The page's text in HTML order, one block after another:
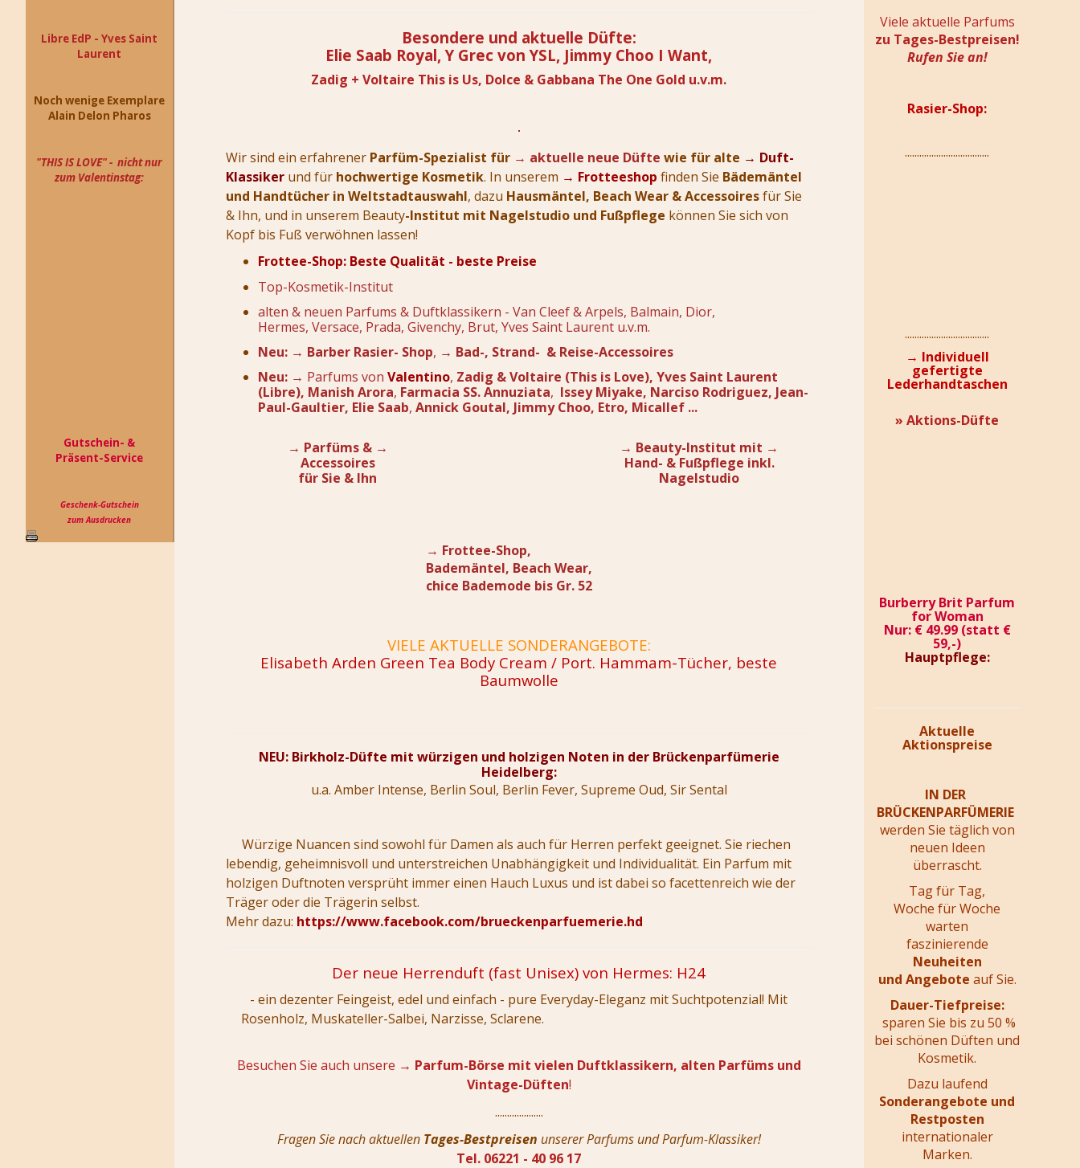
Libre EdP - Yves Saint
Laurent
Noch wenige Exemplare
Alain Delon Pharos
"THIS IS LOVE" - nicht nur
zum Valentinstag:
Gutschein- &
Präsent-Service
Geschenk-Gutschein
zum Ausdrucken
Besondere und aktuelle Düfte:
Elie Saab Royal,Y Grec von YSL, Jimmy Choo I Want,
Zadig + Voltaire This is Us, Dolce & Gabbana The One Gold u.v.m.
Wir sind ein erfahrener Parfüm-Spezialist für → aktuelle neue Düftewie für alte → Duft-
Klassiker und für hochwertige Kosmetik. In unserem → Frotteeshop finden Sie Bädemäntel
und Handtücher in Weltstadtauswahl, dazu Hausmäntel, Beach Wear &Accessoiresfür Sie
& Ihn, und in unserem Beauty-Institut mit Nagelstudio und Fußpflege können Sie sich von
Kopf bis Fuß verwöhnen lassen!
Frottee-Shop: Beste Qualität - beste Preise
Top-Kosmetik-Institut
alten & neuen Parfums & Duftklassikern - Van Cleef & Arpels, Balmain, Dior,
Hermes, Versace, Prada, Givenchy, Brut, Yves Saint Laurent u.v.m.
Neu: → Barber Rasier- Shop, → Bad-, Strand- & Reise-Accessoires
Neu: → Parfums vonValentino, Zadig & Voltaire (This is Love), Yves Saint Laurent
(Libre), Manish Arora, Farmacia SS. Annuziata, Issey Miyake, Narciso Rodriguez, Jean-
Paul-Gaultier, Elie Saab,Annick Goutal, Jimmy Choo, Etro, Micallef ...
→ Parfüms & →
Accessoires
für Sie & Ihn
→ Frottee-Shop,
Bademäntel, Beach Wear,
chice Bademode bis Gr. 52
→ Beauty-Institut mit →
Hand- & Fußpflege inkl.
Nagelstudio
VIELE AKTUELLE SONDERANGEBOTE:
Elisabeth Arden Green Tea Body Cream / Port. Hammam-Tücher, beste
Baumwolle
NEU: Birkholz-Düfte mit würzigen und holzigen Noten in der Brückenparfümerie
Heidelberg:
u.a. Amber Intense, Berlin Soul, Berlin Fever, Supreme Oud, Sir Sental
Würzige Nuancen sind sowohl für Damen als auch für Herren perfekt geeignet. Sie riechen
lebendig, geheimnisvoll und unterstreichen Unabhängigkeit und Individualität. Ein Parfum mit
holzigen Duftnoten versprüht immer einen Hauch Luxus und ist dabei so facettenreich wie der
Träger oder die Trägerin selbst.
Mehr dazu: https://www.facebook.com/brueckenparfuemerie.hd
Der neue Herrenduft (fast Unisex) von Hermes: H24
- ein dezenter Feingeist, edel und einfach - pure Everyday-Eleganz mit Suchtpotenzial! Mit
Rosenholz, Muskateller-Salbei, Narzisse, Sclarene.
Besuchen Sie auch unsere → Parfum-Börse mit vielen Duftklassikern, alten Parfüms und
Vintage-Düften!
....................
Fragen Sie nach aktuellen Tages-Bestpreisen unserer Parfums und Parfum-Klassiker!
Tel. 06221 - 40 96 17
Viele aktuelle Parfums
zu Tages-Bestpreisen!
Rufen Sie an!
Rasier-Shop:
...................................
...................................
→ Individuell
gefertigte
Lederhandtaschen
» Aktions-Düfte
Burberry Brit Parfum
for Woman
Nur: € 49.99 (statt €
59,-)
Hauptpflege:
Aktuelle
Aktionspreise
IN DER
BRÜCKENPARFÜMERIE
werden Sie täglich von
neuen Ideen
überrascht.
Tag für Tag,
Woche für Woche
warten
faszinierende
Neuheiten
und Angebote auf Sie.
Dauer-Tiefpreise:
sparen Sie bis zu 50 %
bei schönen Düften und
Kosmetik.
Dazu laufend
Sonderangebote und
Restposten
internationaler
Marken.